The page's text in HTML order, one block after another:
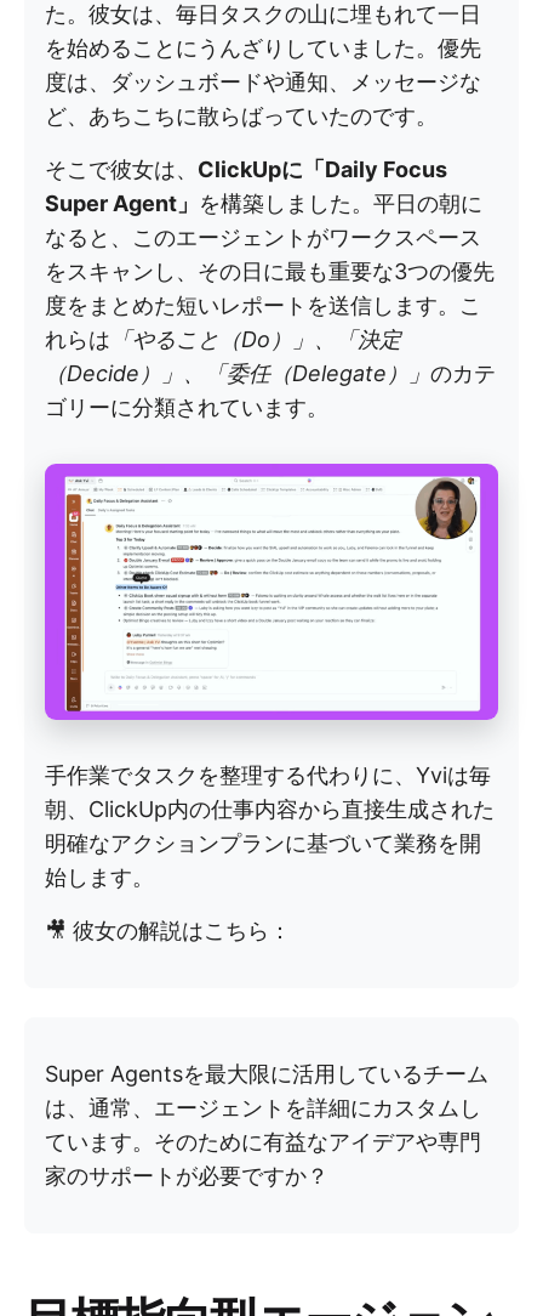
た。彼女は、毎日タスクの山に埋もれて一日
を始めることにうんざりしていました。優先
度は、ダッシュボードや通知、メッセージな
ど、あちこちに散らばっていたのです。
そこで彼女は、 ClickUpに「Daily Focus
Super Agent」 を構築しました。平日の朝に
なると、このエージェントがワークスペース
をスキャンし、その日に最も重要な3つの優先
度をまとめた短いレポートを送信します。こ
れらは 「やること（Do）」、「決定
（Decide）」、「委任（Delegate）」 のカテ
ゴリーに分類されています。
手作業でタスクを整理する代わりに、Yviは毎
朝、ClickUp内の仕事内容から直接生成された
明確なアクションプランに基づいて業務を開
始します。
🎥 彼女の解説はこちら：
Super Agentsを最大限に活用しているチーム
は、通常、エージェントを詳細にカスタムし
ています。そのために有益なアイデアや専門
家のサポートが必要ですか？